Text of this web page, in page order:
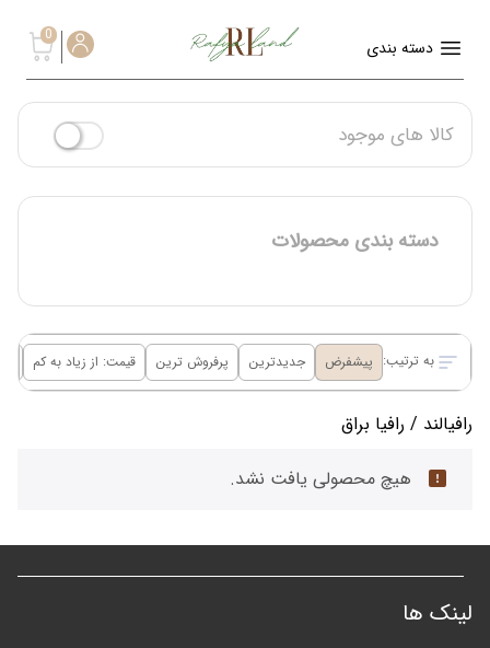
دسته بندی
0
کالا های موجود
دسته بندی محصولات
به ترتیب: پیشفرض جدیدترین پرفروش ترین قیمت: از زیاد به کم
رافیالند / رافیا براق
هیچ محصولی یافت نشد.
لینک ها